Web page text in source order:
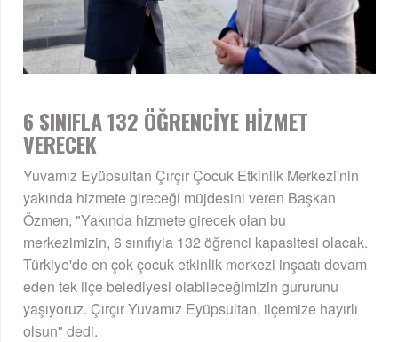
6 SINIFLA 132 ÖĞRENCİYE HİZMET
VERECEK
Yuvamız Eyüpsultan Çırçır Çocuk Etkinlik Merkezi'nin
yakında hizmete gireceği müjdesini veren Başkan
Özmen, "Yakında hizmete girecek olan bu
merkezimizin, 6 sınıfıyla 132 öğrenci kapasitesi olacak.
Türkiye'de en çok çocuk etkinlik merkezi inşaatı devam
eden tek ilçe belediyesi olabileceğimizin gururunu
yaşıyoruz. Çırçır Yuvamız Eyüpsultan, ilçemize hayırlı
olsun" dedi.